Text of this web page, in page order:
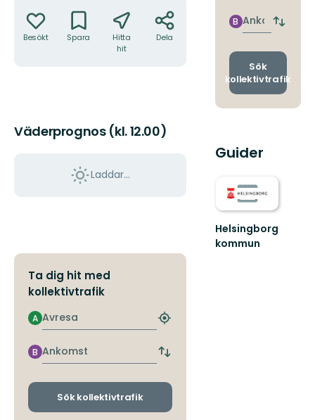
Besökt Spara
Hitta
hit
Dela
Väderprognos (kl. 12.00)
Laddar...
Ta dig hit med
kollektivtrafik
Avresa
A
Hitta
hållplats
Ankomst
B
Byt
och
Sök kollektivtrafik
Ankomst
B
Byt
och
Sök
kollektivtrafik
Guider
Helsingborg
kommun